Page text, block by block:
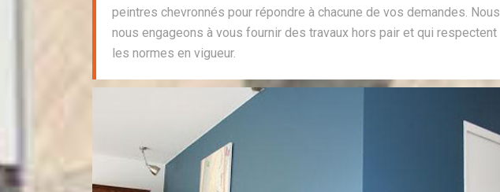
peintres chevronnés pour répondre à chacune de vos demandes. Nous
nous engageons à vous fournir des travaux hors pair et qui respectent
les normes en vigueur.